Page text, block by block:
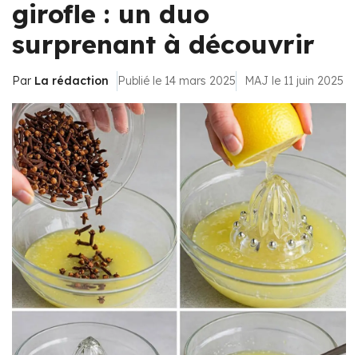
girofle : un duo
surprenant à découvrir
Par La rédaction Publié le 14 mars 2025 MAJ le 11 juin 2025